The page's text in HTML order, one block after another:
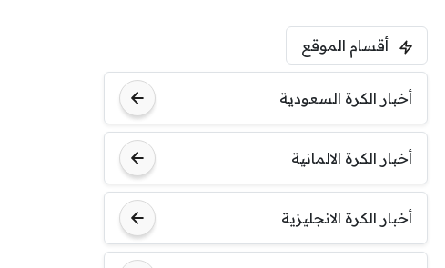
أقسام الموقع
أخبار الكرة السعودية
أخبار الكرة الالمانية
أخبار الكرة الانجليزية